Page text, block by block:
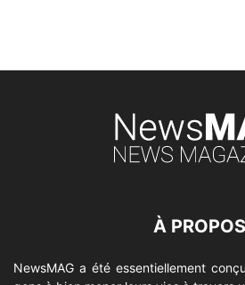
À PROPOS
NewsMAG a été essentiellement